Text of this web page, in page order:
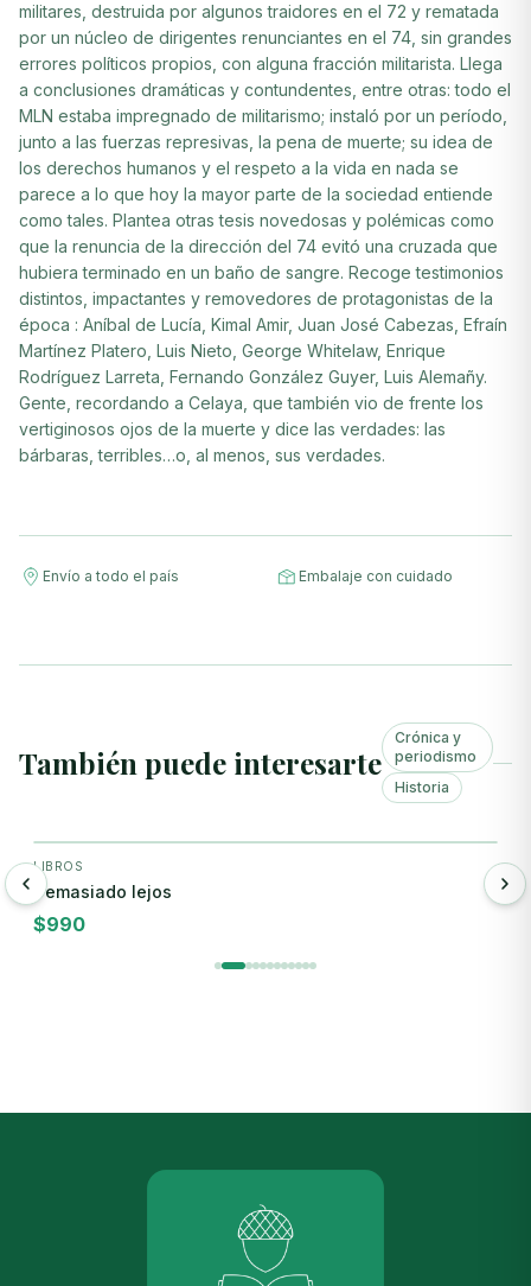
militares, destruida por algunos traidores en el 72 y rematada
por un núcleo de dirigentes renunciantes en el 74, sin grandes
errores políticos propios, con alguna fracción militarista. Llega
a conclusiones dramáticas y contundentes, entre otras: todo el
MLN estaba impregnado de militarismo; instaló por un período,
junto a las fuerzas represivas, la pena de muerte; su idea de
los derechos humanos y el respeto a la vida en nada se
parece a lo que hoy la mayor parte de la sociedad entiende
como tales. Plantea otras tesis novedosas y polémicas como
que la renuncia de la dirección del 74 evitó una cruzada que
hubiera terminado en un baño de sangre. Recoge testimonios
distintos, impactantes y removedores de protagonistas de la
época : Aníbal de Lucía, Kimal Amir, Juan José Cabezas, Efraín
Martínez Platero, Luis Nieto, George Whitelaw, Enrique
Rodríguez Larreta, Fernando González Guyer, Luis Alemañy.
Gente, recordando a Celaya, que también vio de frente los
vertiginosos ojos de la muerte y dice las verdades: las
bárbaras, terribles…o, al menos, sus verdades.
Envío a todo el país Embalaje con cuidado
También puede interesarte
Crónica y
periodismo
Historia
LIBROS
Demasiado lejos
$990